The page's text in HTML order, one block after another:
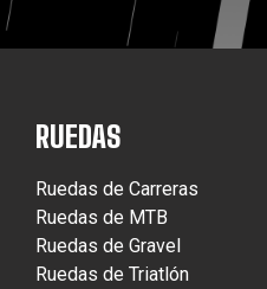
RUEDAS
Ruedas de Carreras
Ruedas de MTB
Ruedas de Gravel
Ruedas de Triatlón